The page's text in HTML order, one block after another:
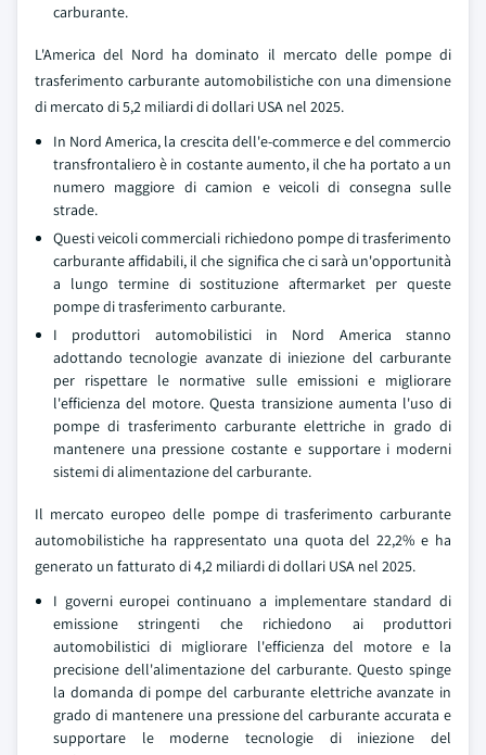
carburante.
L'America del Nord ha dominato il mercato delle pompe di
trasferimento carburante automobilistiche con una dimensione
di mercato di 5,2 miliardi di dollari USA nel 2025.
In Nord America, la crescita dell'e-commerce e del commercio
transfrontaliero è in costante aumento, il che ha portato a un
numero maggiore di camion e veicoli di consegna sulle
strade.
Questi veicoli commerciali richiedono pompe di trasferimento
carburante affidabili, il che significa che ci sarà un'opportunità
a lungo termine di sostituzione aftermarket per queste
pompe di trasferimento carburante.
I produttori automobilistici in Nord America stanno
adottando tecnologie avanzate di iniezione del carburante
per rispettare le normative sulle emissioni e migliorare
l'efficienza del motore. Questa transizione aumenta l'uso di
pompe di trasferimento carburante elettriche in grado di
mantenere una pressione costante e supportare i moderni
sistemi di alimentazione del carburante.
Il mercato europeo delle pompe di trasferimento carburante
automobilistiche ha rappresentato una quota del 22,2% e ha
generato un fatturato di 4,2 miliardi di dollari USA nel 2025.
I governi europei continuano a implementare standard di
emissione stringenti che richiedono ai produttori
automobilistici di migliorare l'efficienza del motore e la
precisione dell'alimentazione del carburante. Questo spinge
la domanda di pompe del carburante elettriche avanzate in
grado di mantenere una pressione del carburante accurata e
supportare le moderne tecnologie di iniezione del